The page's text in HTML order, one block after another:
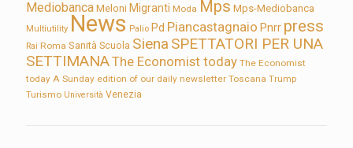
Mediobanca Meloni Migranti Moda Mps Mps-Mediobanca
Multiutility News Palio Pd Piancastagnaio Pnrr press
Rai Roma Sanità Scuola Siena SPETTATORI PER UNA
SETTIMANAThe Economist today The Economist
today A Sunday edition of our daily newsletter Toscana Trump
Turismo Università Venezia